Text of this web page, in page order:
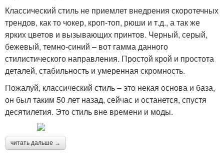
Классический стиль не приемлет внедрения скоротечных
трендов, как то чокер, кроп-топ, рюши и т.д., а так же
ярких цветов и вызывающих принтов. Черный, серый,
бежевый, темно-синий – вот гамма данного
стилистического направления. Простой крой и простота
деталей, стабильность и умеренная скромность.
Пожалуй, классический стиль – это некая основа и база,
он был таким 50 лет назад, сейчас и останется, спустя
десятилетия. Это стиль вне времени и моды.
читать дальше →